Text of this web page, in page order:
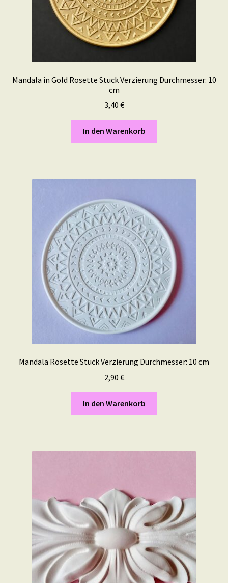
Mandala in Gold Rosette Stuck Verzierung Durchmesser: 10
cm
3,40 €
In den Warenkorb
Mandala Rosette Stuck Verzierung Durchmesser: 10 cm
2,90 €
In den Warenkorb